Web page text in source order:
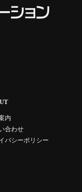
内
合わせ
バシーポリシー